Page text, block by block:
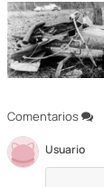
Comentarios
Usuario